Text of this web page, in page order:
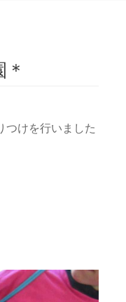
つけを行いました